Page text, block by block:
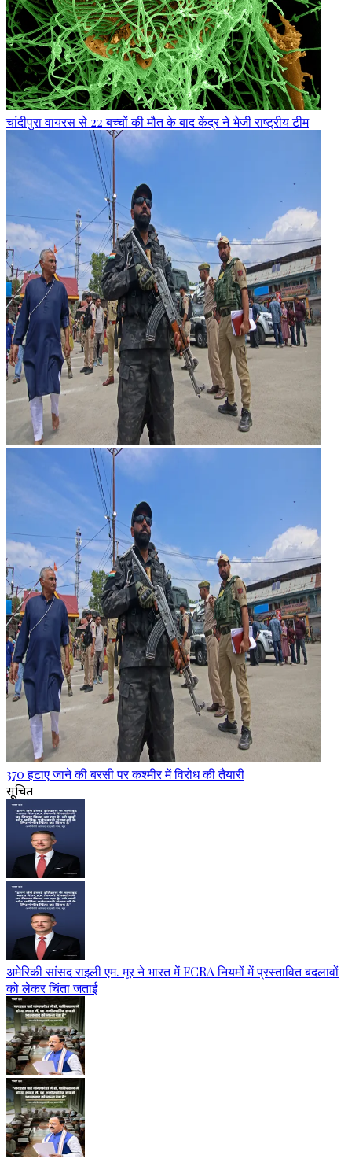
चांदीपुरा वायरस से 22 बच्चों की मौत के बाद केंद्र ने भेजी राष्ट्रीय टीम
370 हटाए जाने की बरसी पर कश्मीर में विरोध की तैयारी
सूचित
अमेरिकी सांसद राइली एम. मूर ने भारत में FCRA नियमों में प्रस्तावित बदलावों
को लेकर चिंता जताई